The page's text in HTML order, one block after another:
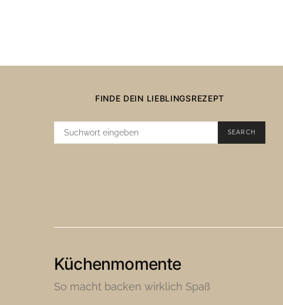
FINDE DEIN LIEBLINGSREZEPT
SUCHE
NACH:
SEARCH
Küchenmomente
So macht backen wirklich Spaß